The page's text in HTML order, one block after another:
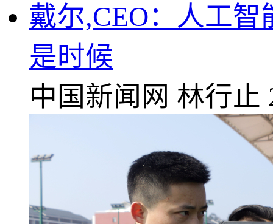
戴尔,CEO：人工
是时候
中国新闻网 林行止